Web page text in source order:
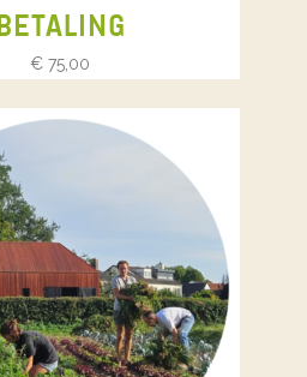
BETALING
€ 75,00